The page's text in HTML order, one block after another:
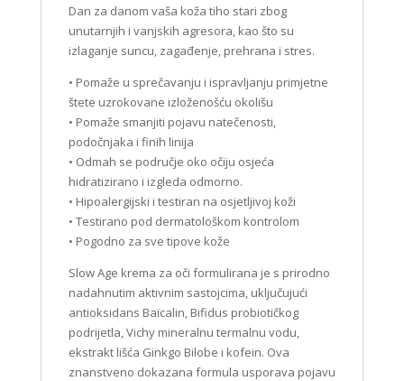
Dan za danom vaša koža tiho stari zbog
unutarnjih i vanjskih agresora, kao što su
izlaganje suncu, zagađenje, prehrana i stres.
• Pomaže u sprečavanju i ispravljanju primjetne
štete uzrokovane izloženošću okolišu
• Pomaže smanjiti pojavu natečenosti,
podočnjaka i finih linija
• Odmah se područje oko očiju osjeća
hidratizirano i izgleda odmorno.
• Hipoalergijski i testiran na osjetljivoj koži
• Testirano pod dermatološkom kontrolom
• Pogodno za sve tipove kože
Slow Age krema za oči formulirana je s prirodno
nadahnutim aktivnim sastojcima, uključujući
antioksidans Baïcalin, Bifidus probiotičkog
podrijetla, Vichy mineralnu termalnu vodu,
ekstrakt lišća Ginkgo Bilobe i kofein. Ova
znanstveno dokazana formula usporava pojavu